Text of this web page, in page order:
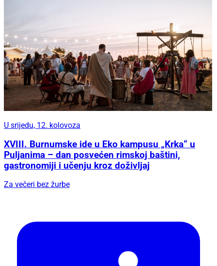
U srijedu, 12. kolovoza
XVIII. Burnumske ide u Eko kampusu „Krka“ u
Puljanima – dan posvećen rimskoj baštini,
gastronomiji i učenju kroz doživljaj
Za večeri bez žurbe